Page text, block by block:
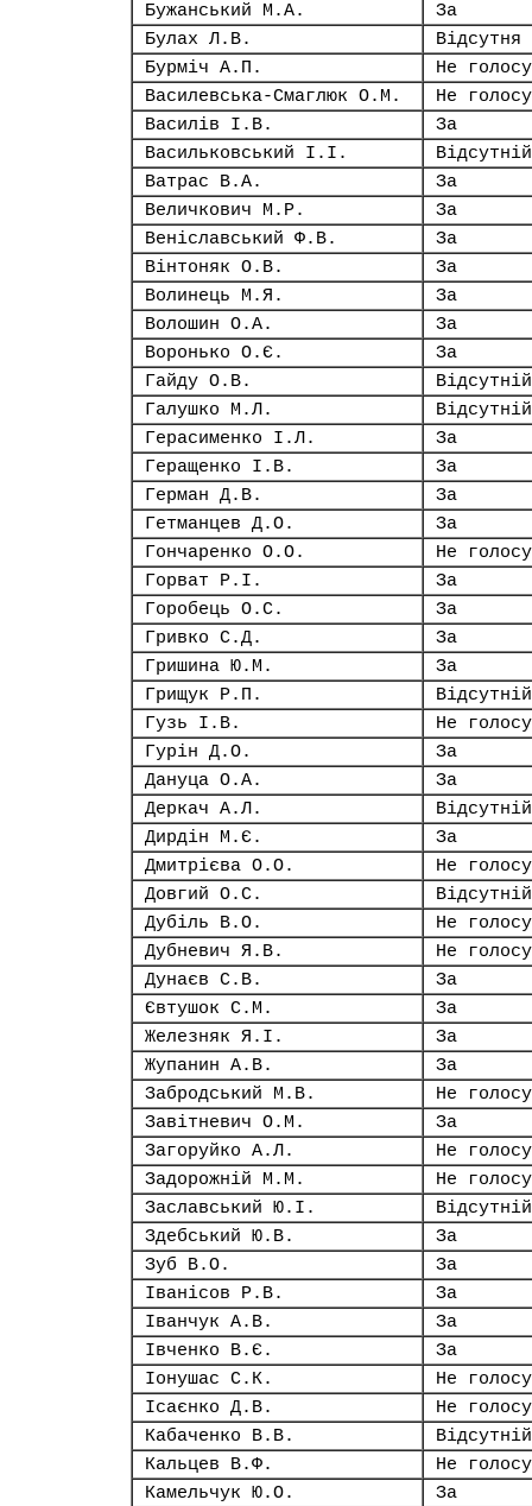
Бужанський М.А.
За
Булах Л.В.
Відсутня
Бурміч А.П.
Не
Василевська-Смаглюк О.М.
Не
Василів І.В.
За
Васильковський І.І.
Відсутній
Ватрас В.А.
За
Величкович М.Р.
За
Веніславський Ф.В.
За
Вінтоняк О.В.
За
Волинець М.Я.
За
Волошин О.А.
За
Воронько О.Є.
За
Гайду О.В.
Відсутній
Галушко М.Л.
Відсутній
Герасименко І.Л.
За
Геращенко І.В.
За
Герман Д.В.
За
Гетманцев Д.О.
За
Гончаренко О.О.
Не
Горват Р.І.
За
Горобець О.С.
За
Гривко С.Д.
За
Гришина Ю.М.
За
Грищук Р.П.
Відсутній
Гузь І.В.
Не
Гурін Д.О.
За
Дануца О.А.
За
Деркач А.Л.
Відсутній
Дирдін М.Є.
За
Дмитрієва О.О.
Не
Довгий О.С.
Відсутній
Дубіль В.О.
Не
Дубневич Я.В.
Не
Дунаєв С.В.
За
Євтушок С.М.
За
Железняк Я.І.
За
Жупанин А.В.
За
Забродський М.В.
Не
Завітневич О.М.
За
Загоруйко А.Л.
Не
Задорожній М.М.
Не
Заславський Ю.І.
Відсутній
Здебський Ю.В.
За
Зуб В.О.
За
Іванісов Р.В.
За
Іванчук А.В.
За
Івченко В.Є.
За
Іонушас С.К.
Не
Ісаєнко Д.В.
Не
Кабаченко В.В.
Відсутній
Кальцев В.Ф.
Не
Камельчук Ю.О.
За